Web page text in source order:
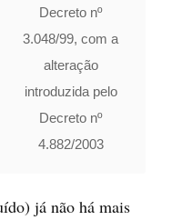
Decreto nº
3.048/99, com a
alteração
introduzida pelo
Decreto nº
4.882/2003
já não há mais